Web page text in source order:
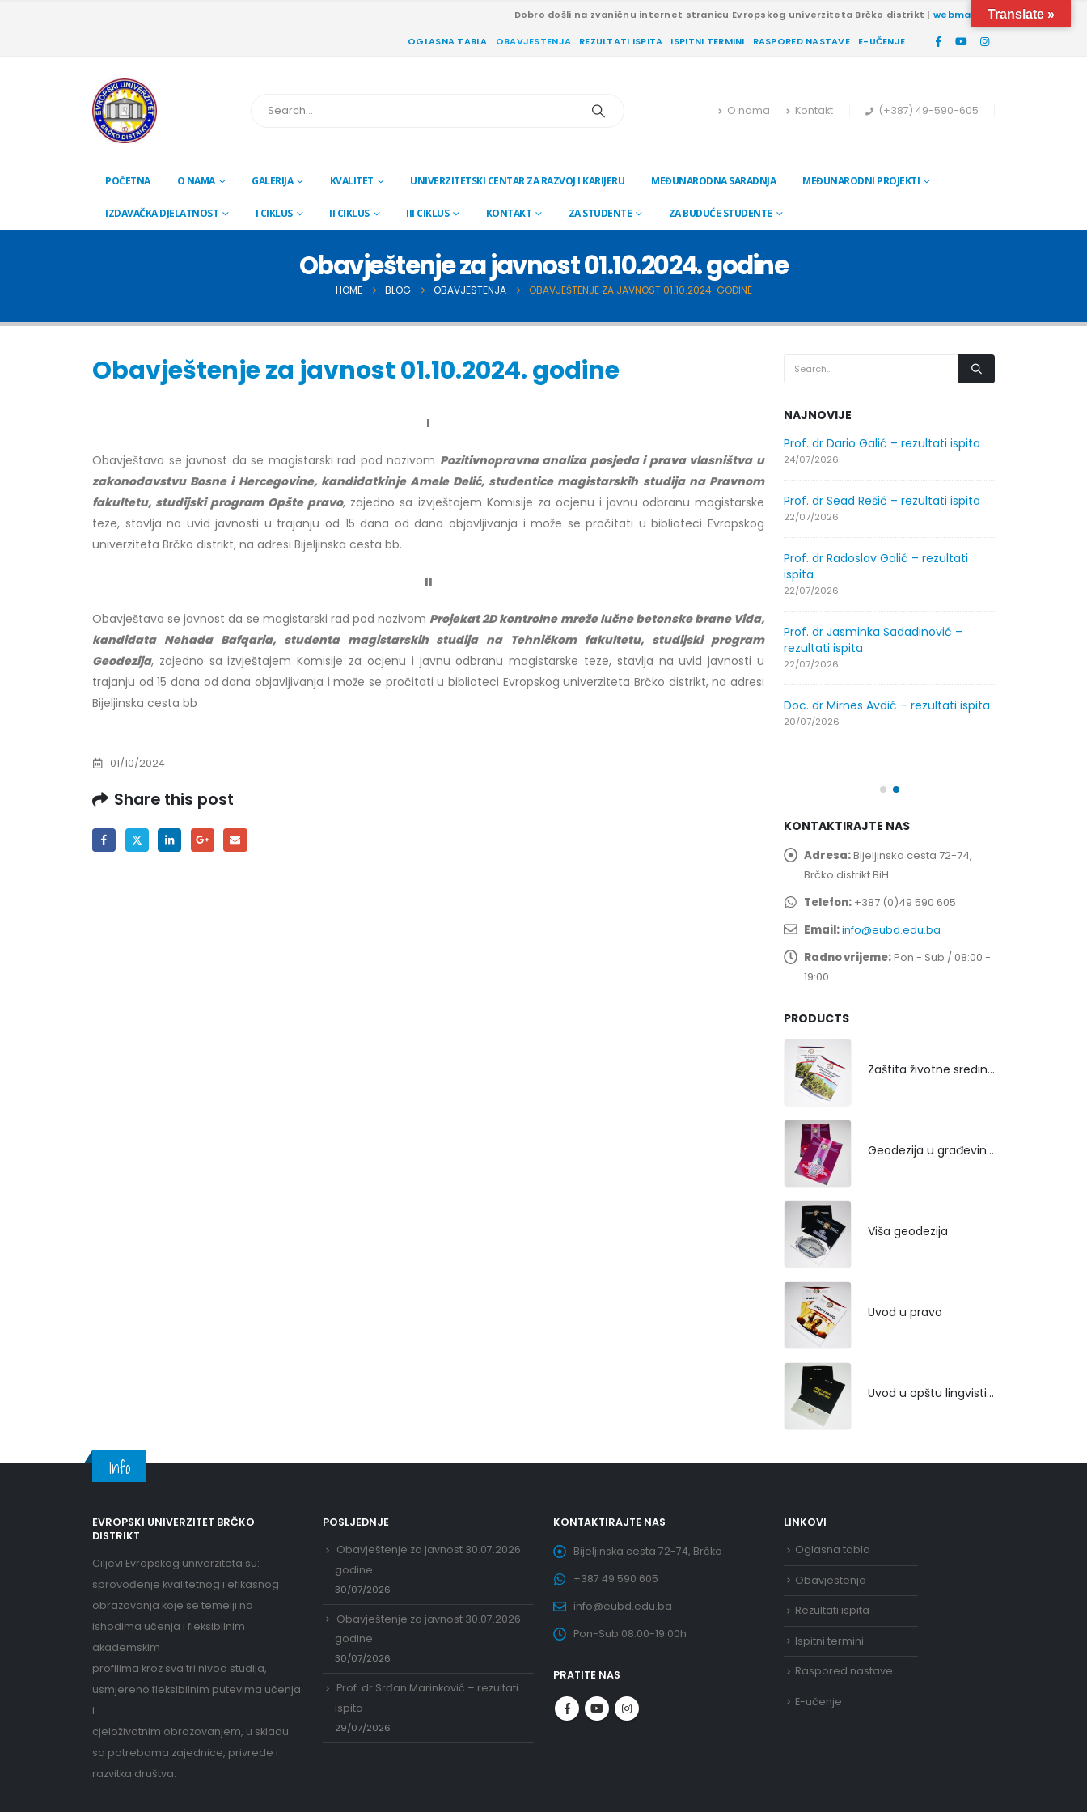
Dobro došli na zvaničnu internet stranicu Evropskog univerziteta Brčko distrikt |webmail
OGLASNA TABLA OBAVJESTENJA REZULTATI ISPITA ISPITNI TERMINI RASPORED NASTAVE E-UČENJE
O nama Kontakt (+387) 49-590-605
POČETNA O NAMA GALERIJA KVALITET UNIVERZITETSKI CENTAR ZA RAZVOJ I KARIJERU MEĐUNARODNA SARADNJA MEĐUNARODNI PROJEKTI
IZDAVAČKA DJELATNOST I CIKLUS II CIKLUS III CIKLUS KONTAKT ZA STUDENTE ZA BUDUĆE STUDENTE
Obavještenje za javnost 01.10.2024. godine
HOME BLOG OBAVJESTENJA OBAVJEŠTENJE ZA JAVNOST 01.10.2024. GODINE
Obavještenje za javnost 01.10.2024. godine
I
Obavještava se javnost da se magistarski rad pod nazivom Pozitivnopravna analiza posjeda i prava vlasništva u
zakonodavstvu Bosne i Hercegovine, kandidatkinje Amele Delić, studentice magistarskih studija na Pravnom
fakultetu, studijski program Opšte pravo, zajedno sa izvještajem Komisije za ocjenu i javnu odbranu magistarske
teze, stavlja na uvid javnosti u trajanju od 15 dana od dana objavljivanja i može se pročitati u biblioteci Evropskog
univerziteta Brčko distrikt, na adresi Bijeljinska cesta bb.
II
Obavještava se javnost da se magistarski rad pod nazivom Projekat 2D kontrolne mreže lučne betonske brane Vida,
kandidata Nehada Bafqaria, studenta magistarskih studija na Tehničkom fakultetu, studijski program
Geodezija, zajedno sa izvještajem Komisije za ocjenu i javnu odbranu magistarske teze, stavlja na uvid javnosti u
trajanju od 15 dana od dana objavljivanja i može se pročitati u biblioteci Evropskog univerziteta Brčko distrikt, na adresi
Bijeljinska cesta bb
01/10/2024
Share this post
NAJNOVIJE
godine
30/07/2026
Obavještenje za javnost 30.07.2026.
godine
30/07/2026
29/07/2026
Prof. dr Azijada Beganlić – rezultati
ispita
29/07/2026
24/07/2026
Prof. dr Sead Rešić – rezultati ispita
22/07/2026
Prof. dr Jasminka Sadadinović –
rezultati ispita
22/07/2026
godine
30/07/2026
Obavještenje za javnost 30.07.2026.
godine
29/07/2026
Prof. dr Azijada Beganlić – rezultati
ispita
Prof. dr Dario Galić – rezultati ispita
24/07/2026
Prof. dr Sead Rešić – rezultati ispita
22/07/2026
Prof. dr Radoslav Galić – rezultati
ispita
22/07/2026
Prof. dr Jasminka Sadadinović –
rezultati ispita
22/07/2026
Doc. dr Mirnes Avdić – rezultati ispita
20/07/2026
KONTAKTIRAJTE NAS
Adresa:Bijeljinska cesta 72-74,
Brčko distrikt BiH
Telefon: +387 (0)49 590 605
Email:info@eubd.edu.ba
Radno vrijeme:Pon - Sub / 08:00 -
19:00
PRODUCTS
Zaštita životne sredine rekultivacijom odlagališta
Geodezija u građevinarstvu
Viša geodezija
Uvod u pravo
Uvod u opštu lingvistiku
Info
EVROPSKI UNIVERZITET BRČKO
DISTRIKT
Ciljevi Evropskog univerziteta su:
sprovođenje kvalitetnog i efikasnog
obrazovanja koje se temelji na
ishodima učenja i fleksibilnim
akademskim
profilima kroz sva tri nivoa studija,
usmjereno fleksibilnim putevima učenja
i
cjeloživotnim obrazovanjem, u skladu
sa potrebama zajednice, privrede i
razvitka društva.
POSLJEDNJE
Obavještenje za javnost 30.07.2026.
godine
30/07/2026
Obavještenje za javnost 30.07.2026.
godine
30/07/2026
Prof. dr Srđan Marinković – rezultati
ispita
29/07/2026
KONTAKTIRAJTE NAS
Bijeljinska cesta 72-74, Brčko
+387 49 590 605
info@eubd.edu.ba
Pon-Sub 08.00-19.00h
PRATITE NAS
LINKOVI
Oglasna tabla
Obavjestenja
Rezultati ispita
Ispitni termini
Raspored nastave
E-učenje
Translate »